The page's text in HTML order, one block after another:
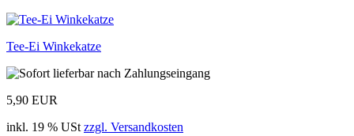
Tee-Ei Winkekatze
5,90 EUR
inkl. 19 % USt zzgl. Versandkosten